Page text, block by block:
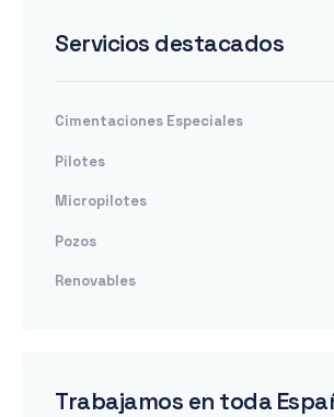
Servicios destacados
Cimentaciones Especiales
Pilotes
Micropilotes
Pozos
Renovables
Trabajamos en toda